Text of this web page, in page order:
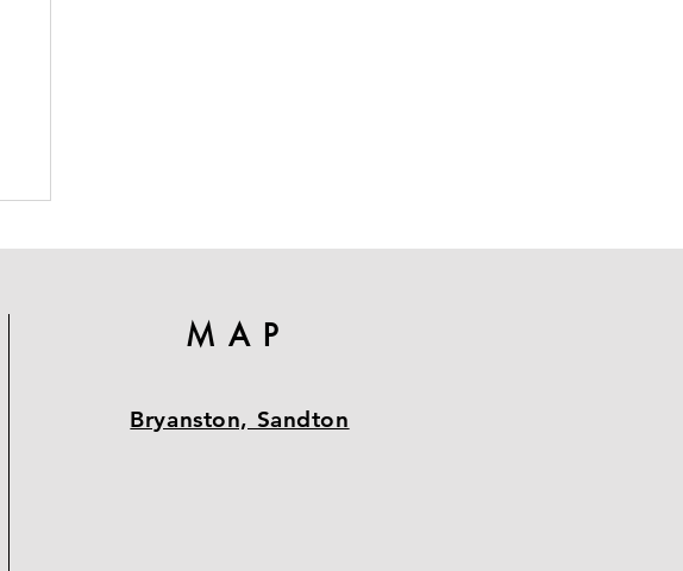
MAP
Bryanston, Sandton